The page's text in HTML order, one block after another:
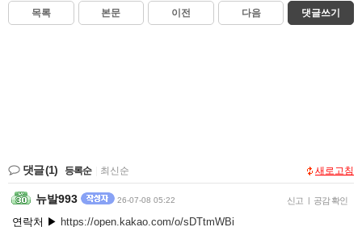
목록 본문 이전 다음 댓글쓰기
댓글(1) 등록순 최신순 새로고침
뉴발993 26-07-08 05:22 신고 | 공감 확인
연락처 ▶ https://open.kakao.com/o/sDTtmWBi